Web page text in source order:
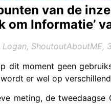
van de
om Informatie’
Logan, ShoutoutAboutME,
dit moment geen
wordt er wel op
meting, de